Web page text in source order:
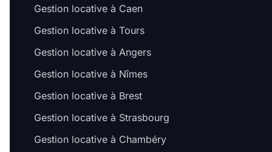
Gestion locative à Caen
Gestion locative à Tours
Gestion locative à Angers
Gestion locative à Nîmes
Gestion locative à Brest
Gestion locative à Strasbourg
Gestion locative à Chambéry